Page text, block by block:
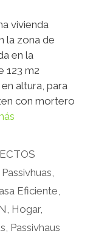
vivienda
la zona de
en la
123 m2
altura, para
con mortero
,
Eficiente,
, Hogar,
, Passivhaus